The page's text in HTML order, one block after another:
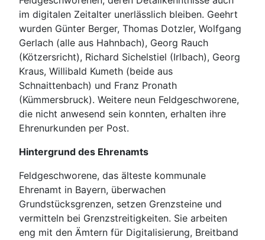
im digitalen Zeitalter unerlässlich bleiben. Geehrt
wurden Günter Berger, Thomas Dotzler, Wolfgang
Gerlach (alle aus Hahnbach), Georg Rauch
(Kötzersricht), Richard Sichelstiel (Irlbach), Georg
Kraus, Willibald Kumeth (beide aus
Schnaittenbach) und Franz Pronath
(Kümmersbruck). Weitere neun Feldgeschworene,
die nicht anwesend sein konnten, erhalten ihre
Ehrenurkunden per Post.
Hintergrund des Ehrenamts
Feldgeschworene, das älteste kommunale
Ehrenamt in Bayern, überwachen
Grundstücksgrenzen, setzen Grenzsteine und
vermitteln bei Grenzstreitigkeiten. Sie arbeiten
eng mit den Ämtern für Digitalisierung, Breitband